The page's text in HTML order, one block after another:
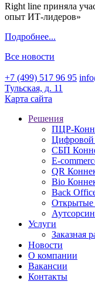
Right line приняла
опыт ИТ-лидеров»
Подробнее...
Все новости
+7 (499) 517 96 95
Тульская, д. 11
Карта сайта
Решения
ПЦР-
Цифровой
СБП
E-
QR
Bio
Back
Открытые
Услуги
Заказная
Новости
О компании
Вакансии
Контакты